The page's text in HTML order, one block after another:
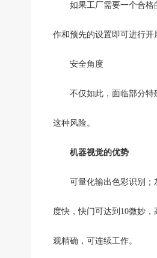
如果工厂需要一个合格的
作和预先的设置即可进行开
安全角度
不仅如此，面临部分特殊
这种风险。
机器视觉的优势
可量化输出色彩识别；灰
度快，快门可达到10微妙
观精确，可连续工作。